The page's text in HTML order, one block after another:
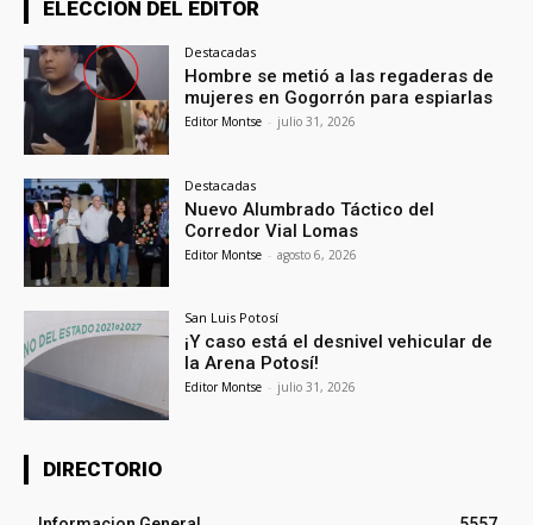
ELECCION DEL EDITOR
Destacadas
Hombre se metió a las regaderas de
mujeres en Gogorrón para espiarlas
Editor Montse - julio 31, 2026
Destacadas
Nuevo Alumbrado Táctico del
Corredor Vial Lomas
Editor Montse - agosto 6, 2026
San Luis Potosí
¡Y caso está el desnivel vehicular de
la Arena Potosí!
Editor Montse - julio 31, 2026
DIRECTORIO